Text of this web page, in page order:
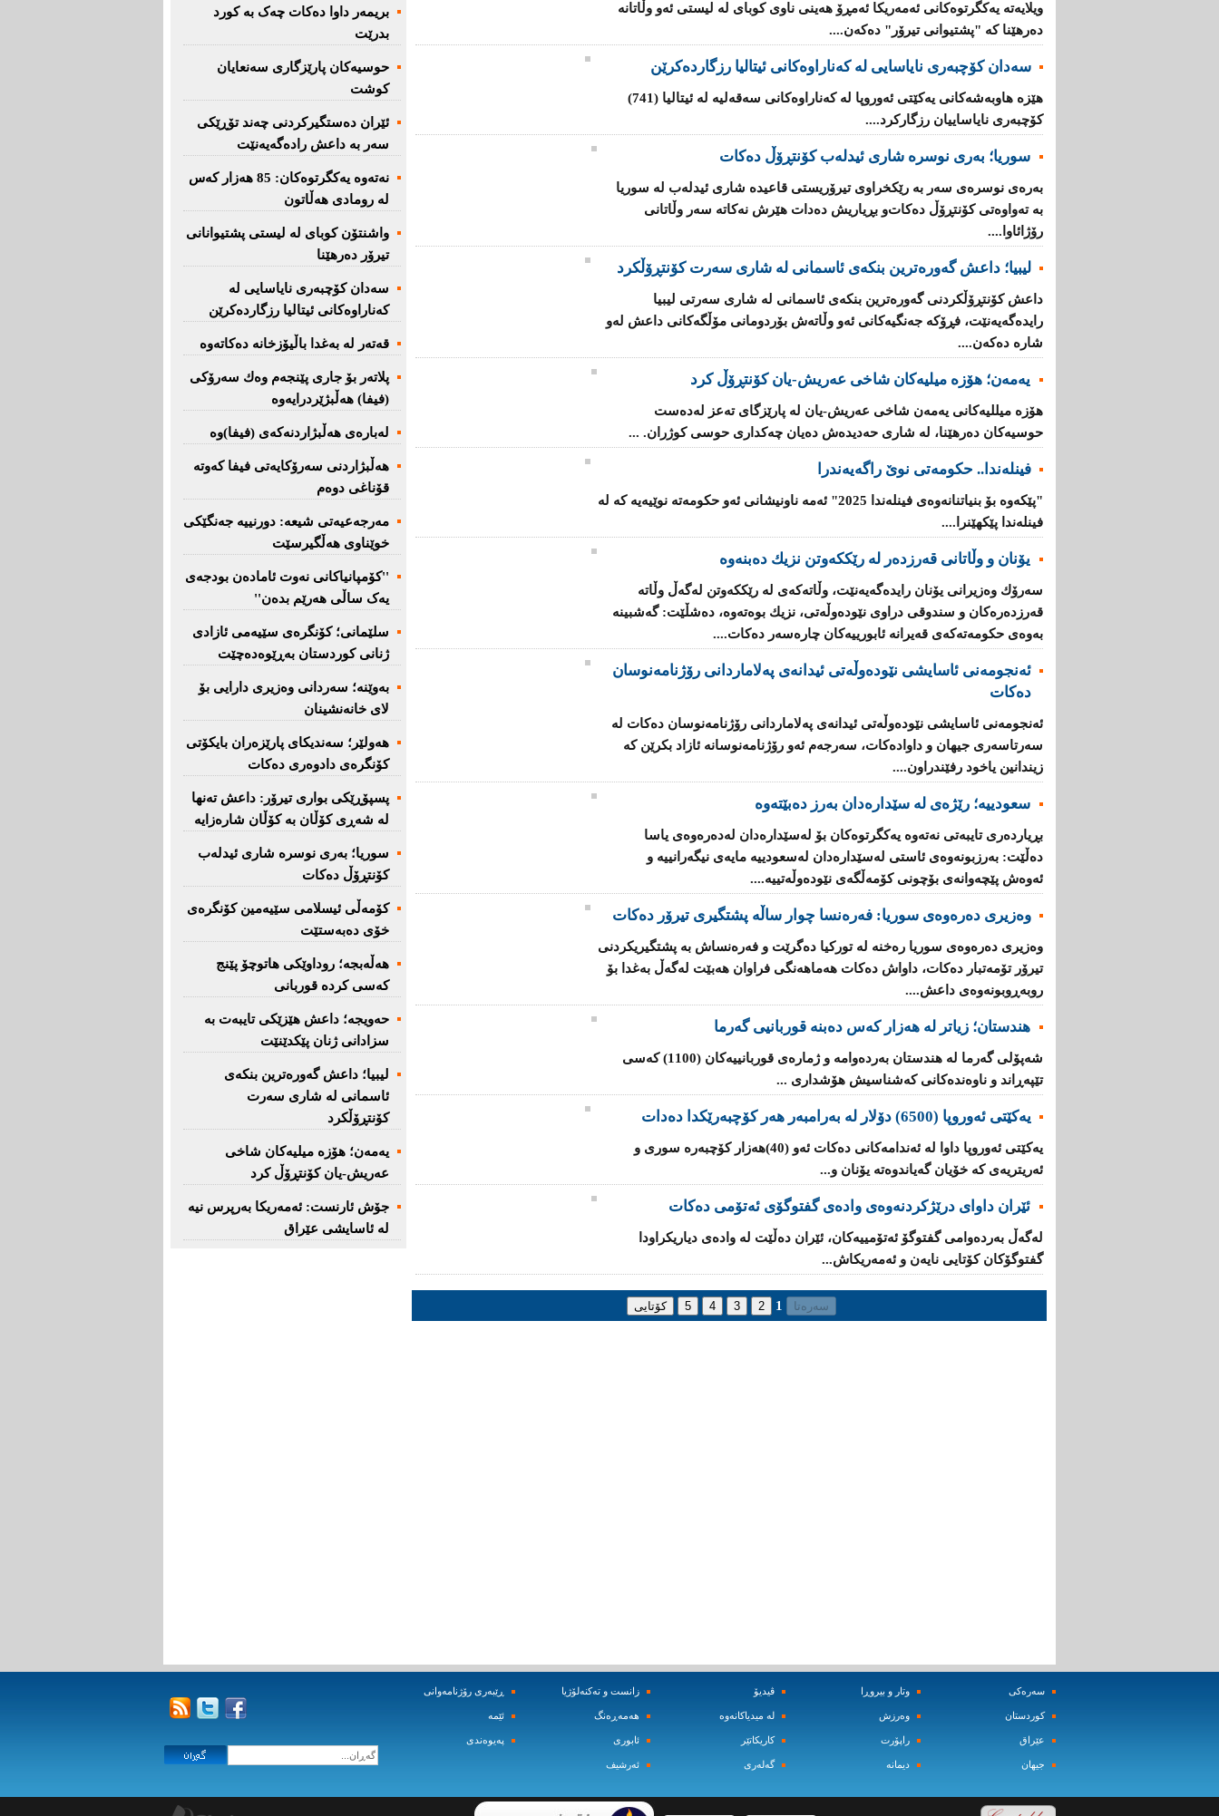
ویلایەتە یەكگرتوەكانی ئەمەریكا ئەمڕۆ هەینی ناوی كوبای لە لیستی ئەو وڵاتانە
دەرهێنا كە "پشتیوانی تیرۆر" دەكەن....
سەدان كۆچبەری نایاسایی لە كەناراوەكانی ئیتالیا رزگاردەكرێن
هێزە هاوبەشەكانی یەكێتی ئەوروپا لە كەناراوەكانی سەقەلیە لە ئیتالیا (741)
كۆچبەری نایاساییان رزگاركرد....
سوریا؛ بەری نوسرە شاری ئیدلەب كۆنتڕۆڵ دەكات
بەرەی نوسرەی سەر بە رێكخراوی تیرۆریستی قاعیدە شاری ئیدلەب لە سوریا
بە تەواوەتی كۆنتڕۆڵ دەكات‌و بڕیاریش دەدات هێرش نەكاتە سەر وڵاتانی
رۆژائاوا....
لیبیا؛ داعش گەورەترین بنكەی ئاسمانی لە شاری سەرت کۆنتڕۆڵکرد
داعش كۆنتڕۆڵکردنی گەورەترین بنكەی ئاسمانی لە شاری سەرتی لیبیا
رایدەگەیەنێت، فڕۆكە جەنگیەكانی ئەو وڵاتەش بۆردومانی مۆڵگەكانی داعش لەو
شارە دەكەن....
یەمەن؛ هۆزە میلیەكان شاخی عەریش-یان كۆنتڕۆڵ كرد
هۆزە میللیەكانی یەمەن شاخی عەریش-یان لە پارێزگای تەعز لەدەست
حوسیەكان دەرهێنا، لە شاری حەدیدەش دەیان چەكداری حوسی كوژران. ...
فینلەندا.. حكومەتی نوێ راگەیەندرا
"پێكەوە بۆ بنیاتنانەوەی فینلەندا 2025" ئەمە ناونیشانی ئەو حكومەتە نوێیەیە كە لە
فینلەندا پێكهێنرا....
یۆنان‌ و وڵاتانی‌ قه‌رزده‌ر له‌ رێککەوتن نزیك ده‌بنه‌وه‌
سه‌رۆك وه‌زیرانی‌ یۆنان رایده‌گه‌یه‌نێت، وڵاته‌كه‌ی‌ له‌ رێکكه‌وتن له‌گه‌ڵ وڵاته‌
قه‌رزده‌ره‌كان‌ و سندوقی‌ دراوی‌ نێوده‌وڵه‌تی، نزیك بوه‌ته‌وه‌، ده‌شڵێت: گه‌شبینه‌
به‌وه‌ی‌ حكومه‌ته‌كه‌ی‌ قه‌یرانه‌ ئابورییه‌كان چاره‌سه‌ر ده‌كات....
ئه‌نجومه‌نی ئاسایشی نێوده‌وڵه‌تی ئیدانه‌ی په‌لاماردانی رۆژنامه‌نوسان
ده‌كات
ئه‌نجومه‌نی ئاسایشی نێوده‌وڵه‌تی ئیدانه‌ی په‌لاماردانی رۆژنامه‌نوسان ده‌كات له‌
سه‌رتاسه‌ری جیهان و داواده‌كات، سه‌رجه‌م ئه‌و رۆژنامه‌نوسانه‌ ئازاد بكرێن كه‌
زیندانین یاخود رفێندراون....
سعودییە؛ رێژەی لە سێدارەدان بەرز دەبێتەوە
بڕیارده‌ری تایبه‌تی نه‌ته‌وه‌ یه‌كگرتوه‌كان بۆ له‌سێداره‌دان له‌ده‌ره‌وه‌ی یاسا
ده‌ڵێت: به‌رزبونه‌وه‌ی ئاستی له‌سێداره‌دان له‌سعودییه‌ مایه‌ی نیگه‌رانییه‌ و
ئه‌وه‌ش پێچه‌وانه‌ی بۆچونی كۆمه‌ڵگه‌ی‌ نێوده‌وڵه‌تییه‌....
وەزیری دەرەوەی سوریا: فه‌ره‌نسا چوار ساڵه‌ پشتگیری تیرۆر ده‌كات
وه‌زیری ده‌ره‌وه‌ی سوریا ره‌خنه‌ له‌ توركیا ده‌گرێت و فه‌ره‌نساش به‌ پشتگیریكردنی
تیرۆر تۆمه‌تبار ده‌كات، داواش ده‌كات هه‌ماهه‌نگی فراوان هه‌بێت له‌گه‌ڵ به‌غدا بۆ
روبه‌ڕوبونه‌وه‌ی داعش....
هندستان؛ زیاتر لە هەزار کەس دەبنە قوربانیی گەرما
شه‌پۆلی‌ گه‌رما له‌ هندستان به‌رده‌وامه‌ و ژماره‌ی‌ قوربانییه‌كان (1100) کەسی
تێپه‌ڕاند و ناوه‌نده‌كانی‌ كه‌شناسیش هۆشداری‌ ...
یه‌كێتی‌ ئه‌وروپا (6500) دۆلار له‌ به‌رامبه‌ر هه‌ر كۆچبه‌رێكدا ده‌دات
یه‌كێتی‌ ئه‌وروپا داوا له‌ ئه‌ندامه‌كانی‌ ده‌كات ئه‌و (40)هه‌زار كۆچبه‌ره‌ سوری‌ و
ئه‌ریتریه‌ی‌ کە خۆیان گه‌یاندوه‌ته‌ یۆنان و...
ئێران داوای‌ درێژكردنه‌وه‌ی‌ واده‌ی‌ گفتوگۆی ئەتۆمی ده‌كات
له‌گه‌ڵ به‌رده‌وامی‌ گفتوگۆ ئه‌تۆمییه‌كان، ئێران ده‌ڵێت له‌ واده‌ی‌ دیاریكراودا
گفتوگۆكان كۆتایی‌ نایه‌ن و ئەمەریکاش...
1
بریمه‌ر داوا دەکات چەک بە کورد
بدرێت
حوسیەکان پارێزگارى سەنعایان
کوشت
ئێران دەستگیرکردنى چه‌ند تۆڕێكی‌
سه‌ر به‌ داعش رادەگەیەنێت
نەتەوە یەكگرتوەكان: 85 هەزار كەس
لە رومادی هەڵاتون
واشنتۆن كوبای لە لیستی پشتیوانانی
تیرۆر دەرهێنا
سەدان كۆچبەری نایاسایی لە
كەناراوەكانی ئیتالیا رزگاردەكرێن
قەتەر لە بەغدا باڵیۆزخانە دەكاتەوە
پلاتەر بۆ جاری پێنجەم وەك سەرۆكی
(فیفا) هەڵبژێردرایەوە
لەبارەی هەڵبژاردنەكەی (فیفا)وە
هەڵبژاردنی سەرۆكایەتی فیفا كەوتە
قۆناغی دوەم
مەرجەعیەتی شیعە: دورنییە جەنگێكی
خوێناوی هەڵگیرسێت
''کۆمپانیاکانی نەوت ئامادەن بودجەی
یەک ساڵی هەرێم بدەن''
سلێمانی؛ كۆنگرەی سێیەمی ئازادی
ژنانی كوردستان بەڕێوەدەچێت
بەوێنە؛ سەردانی وەزیری دارایی بۆ
لای خانەنشینان
هەولێر؛ سەندیكای پارێزەران بایكۆتی
كۆنگرەی دادوەری دەكات
پسپۆڕێكی بواری تیرۆر: داعش تەنها
لە شەڕی كۆڵان بە كۆڵان شارەزایە
سوریا؛ بەری نوسرە شاری ئیدلەب
كۆنتڕۆڵ دەكات
كۆمەڵی ئیسلامی سێیەمین كۆنگرەی
خۆی دەبەستێت
هەڵەبجە؛ روداوێکی هاتوچۆ پێنج
کەسی کردە قوربانی
حەویجە؛ داعش هێزێكی تایبەت بە
سزادانی ژنان پێكدێنێت
لیبیا؛ داعش گەورەترین بنكەی
ئاسمانی لە شاری سەرت
کۆنتڕۆڵکرد
یەمەن؛ هۆزە میلیەكان شاخی
عەریش-یان كۆنتڕۆڵ كرد
جۆش ئارنست: ئەمەریكا بەرپرس نیە
لە ئاسایشی عێراق
سه‌ره‌کی
کوردستان
عێراق
جیهان
وتار و بیروڕا
وه‌رزش‌
راپۆرت
دیمانه‌
ڤیدیۆ
له‌ میدیاکانه‌وه‌
کاریکاتێر
گه‌له‌ری
زانست و ته‌کنه‌لۆژیا
هه‌مه‌ڕه‌نگ
ئابوری
ئه‌رشیف
ڕێبه‌ری رۆژنامه‌وانی
ئێمه‌
په‌یوه‌ندی